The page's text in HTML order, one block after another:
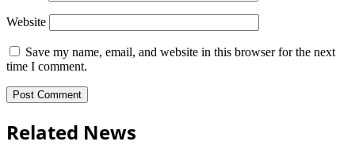
Website
Save my name, email, and website in this browser for the next
time I comment.
Related News